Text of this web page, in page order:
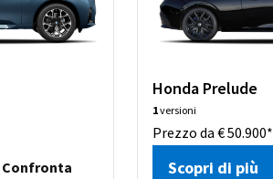
Confronta
Honda Prelude
1versioni
Prezzo da € 50.900*
Scopri di più